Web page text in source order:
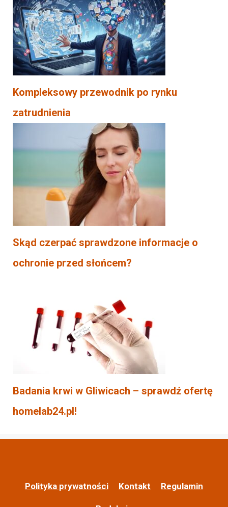
Kompleksowy przewodnik po rynku
zatrudnienia
Skąd czerpać sprawdzone informacje o
ochronie przed słońcem?
Badania krwi w Gliwicach – sprawdź ofertę
homelab24.pl!
Polityka prywatności Kontakt Regulamin